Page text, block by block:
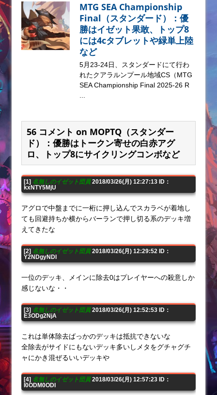
MTG SEA Championship
Final（スタンダード）：優
勝はイゼット果敢、トップ8
には4cタブレットや緑単上陸
など
5月23-24日、スタンダードにて行わ
れたクアラルンプール地域CS（MTG
SEA Championship Final 2025-26 R
56 コメント on MOPTQ（スタンダー
ド）：優勝はトークン寄せの白赤アグ
ロ、トップ8にサイクリングコンボなど
[1] 名無しのイゼット団員2018/03/26(月) 12:27:13 ID：
kxNTY5MjU
アグロで中盤までに一桁に押し込んでスカラベが着地し
ても回避持ちか横からバーランで押し切る系のデッキ増
えてきたな
[2] 名無しのイゼット団員2018/03/26(月) 12:29:52 ID：
Y2NDgyNDI
一位のデッキ、メインに除去0はプレイヤーへの殺意しか
感じないな・・
[3] 名無しのイゼット団員2018/03/26(月) 12:52:53 ID：
E3ODg2NjA
これは単体除去ばっかのデッキは抵抗できないな
全除去がサイドにもないデッキ多いしメタをグチャグチ
ャにかき混ぜるいいデッキや
[4] 名無しのイゼット団員2018/03/26(月) 12:57:23 ID：
I0ODM0ODI